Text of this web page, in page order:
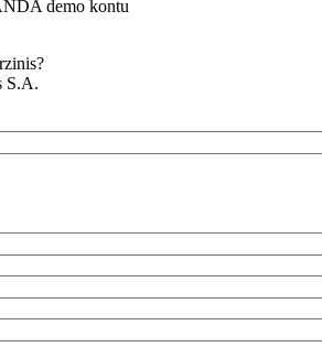
demo kontu
S.A.